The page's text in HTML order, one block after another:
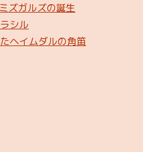
ズガルズの誕生
シル
ヘイムダルの角笛